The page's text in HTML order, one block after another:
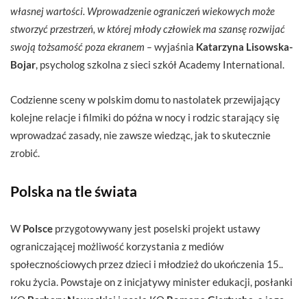
własnej wartości. Wprowadzenie ograniczeń wiekowych może
stworzyć przestrzeń, w której młody człowiek ma szansę rozwijać
swoją tożsamość poza ekranem – wyjaśnia Katarzyna Lisowska-
Bojar , psycholog szkolna z sieci szkół Academy International.
Codzienne sceny w polskim domu to nastolatek przewijający
kolejne relacje i filmiki do późna w nocy i rodzic starający się
wprowadzać zasady, nie zawsze wiedząc, jak to skutecznie
zrobić.
Polska na tle świata
W Polsce przygotowywany jest poselski projekt ustawy
ograniczającej możliwość korzystania z mediów
społecznościowych przez dzieci i młodzież do ukończenia 15..
roku życia. Powstaje on z inicjatywy minister edukacji, posłanki